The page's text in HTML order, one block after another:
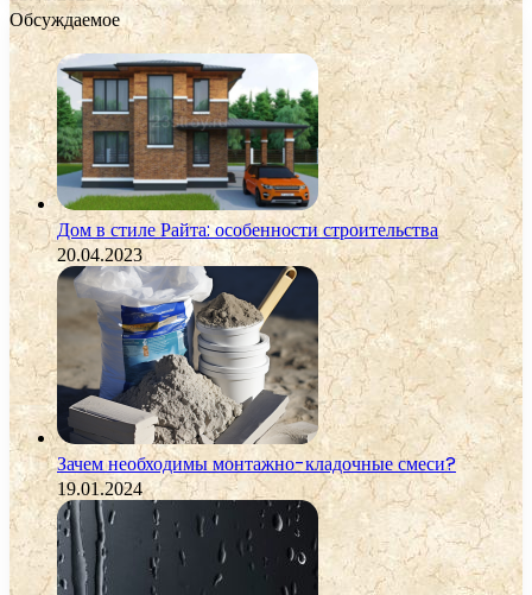
Обсуждаемое
Дом в стиле Райта: особенности строительства
20.04.2023
Зачем необходимы монтажно-кладочные смеси?
19.01.2024